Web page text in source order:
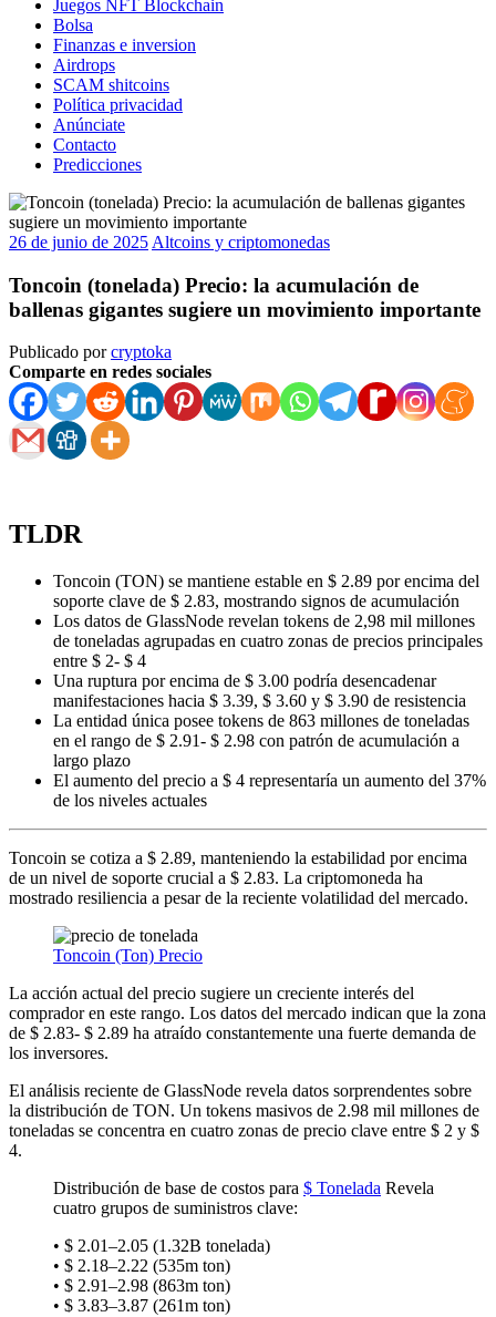
Juegos NFT Blockchain
Bolsa
Finanzas e inversion
Airdrops
SCAM shitcoins
Política privacidad
Anúnciate
Contacto
Predicciones
26 de junio de 2025 Altcoins y criptomonedas
Toncoin (tonelada) Precio: la acumulación de
ballenas gigantes sugiere un movimiento importante
Publicado porcryptoka
Comparte en redes sociales
TLDR
Toncoin (TON) se mantiene estable en $ 2.89 por encima del
soporte clave de $ 2.83, mostrando signos de acumulación
Los datos de GlassNode revelan tokens de 2,98 mil millones
de toneladas agrupadas en cuatro zonas de precios principales
entre $ 2- $ 4
Una ruptura por encima de $ 3.00 podría desencadenar
manifestaciones hacia $ 3.39, $ 3.60 y $ 3.90 de resistencia
La entidad única posee tokens de 863 millones de toneladas
en el rango de $ 2.91- $ 2.98 con patrón de acumulación a
largo plazo
El aumento del precio a $ 4 representaría un aumento del 37%
de los niveles actuales
Toncoin se cotiza a $ 2.89, manteniendo la estabilidad por encima
de un nivel de soporte crucial a $ 2.83. La criptomoneda ha
mostrado resiliencia a pesar de la reciente volatilidad del mercado.
Toncoin (Ton) Precio
La acción actual del precio sugiere un creciente interés del
comprador en este rango. Los datos del mercado indican que la zona
de $ 2.83- $ 2.89 ha atraído constantemente una fuerte demanda de
los inversores.
El análisis reciente de GlassNode revela datos sorprendentes sobre
la distribución de TON. Un tokens masivos de 2.98 mil millones de
toneladas se concentra en cuatro zonas de precio clave entre $ 2 y $
4.
Distribución de base de costos para $ Tonelada Revela
cuatro grupos de suministros clave:
• $ 2.01–2.05 (1.32B tonelada)
• $ 2.18–2.22 (535m ton)
• $ 2.91–2.98 (863m ton)
• $ 3.83–3.87 (261m ton)